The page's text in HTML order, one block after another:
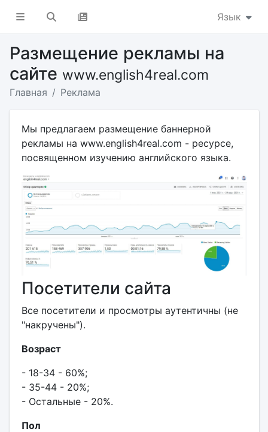
Язык
Размещение рекламы на
сайте www.english4real.com
Главная Реклама
Мы предлагаем размещение баннерной
рекламы на www.english4real.com - ресурсе,
посвященном изучению английского языка.
Посетители сайта
Все посетители и просмотры аутентичны (не
"накручены").
Возраст
- 18-34 - 60%;
- 35-44 - 20%;
- Остальные - 20%.
Пол